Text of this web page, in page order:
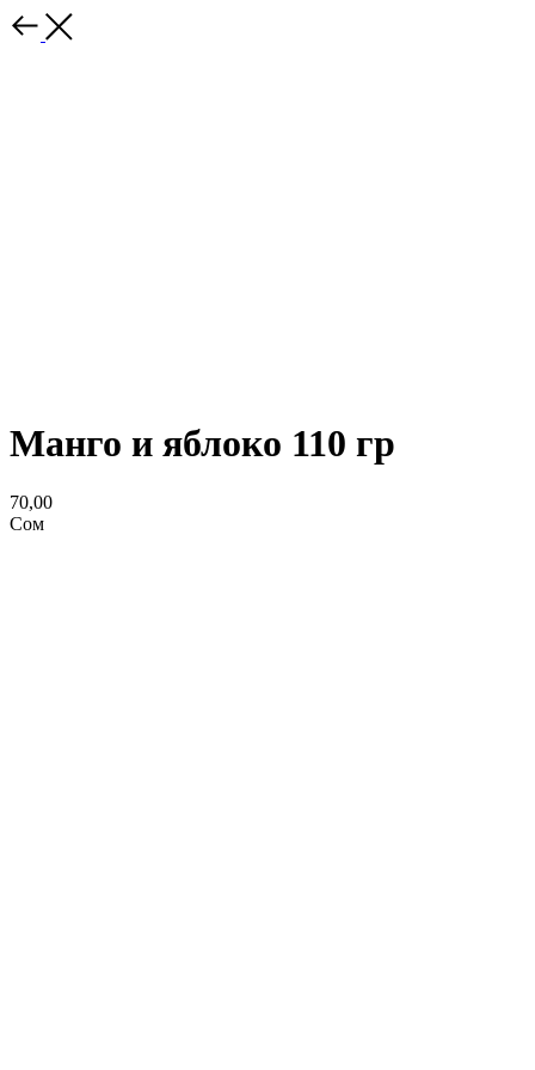
Манго и яблоко 110 гр
70,00
Сом